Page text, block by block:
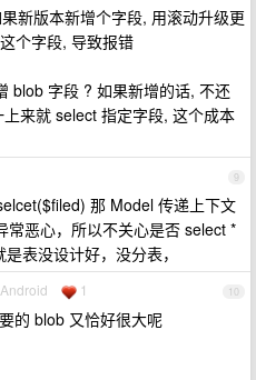
新版本新增个字段, 用滚动升级更
个字段, 导致报错
blob 字段 ? 如果新增的话, 不还
来就 select 指定字段, 这个成本
9
那 Model 传递上下文
常恶心，所以不关心是否 select *
表没设计好，没分表，
10
1
的 blob 又恰好很大呢